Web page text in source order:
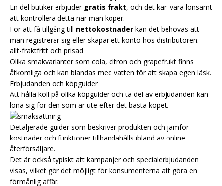
En del butiker erbjuder gratis frakt, och det kan vara lönsamt
att kontrollera detta när man köper.
För att få tillgång till nettokostnader kan det behövas att
man registrerar sig eller skapar ett konto hos distributören.
allt-fraktfritt och prisad
Olika smakvarianter som cola, citron och grapefrukt finns
åtkomliga och kan blandas med vatten för att skapa egen läsk.
Erbjudanden och köpguider
Att hålla koll på olika köpguider och ta del av erbjudanden kan
löna sig för den som är ute efter det bästa köpet.
Detaljerade guider som beskriver produkten och jämför
kostnader och funktioner tillhandahålls ibland av online-
återförsäljare.
Det är också typiskt att kampanjer och specialerbjudanden
visas, vilket gör det möjligt för konsumenterna att göra en
förmånlig affär.